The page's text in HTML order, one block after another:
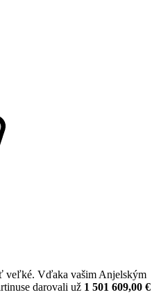
veľké. Vďaka vašim Anjelským
darovali už 1 501 609,00 €